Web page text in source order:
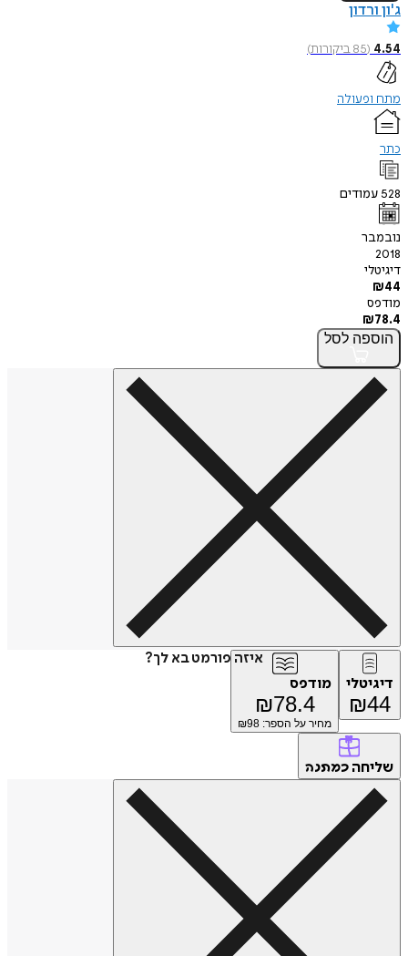
ג'ון ורדון
4.54
(
85ביקורות)
מתח ופעולה
כתר
528 עמודים
נובמבר
2018
דיגיטלי
₪44
מודפס
₪78.4
הוספה לסל
איזה פורמט בא לך?
דיגיטלי
₪44
מודפס
₪78.4
מחיר על הספר: ₪ 98
שליחה כמתנה